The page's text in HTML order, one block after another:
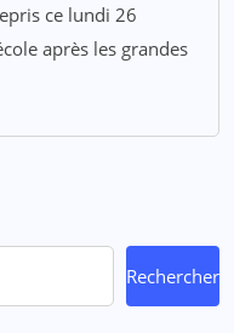
ce lundi 26
après les grandes
Rechercher